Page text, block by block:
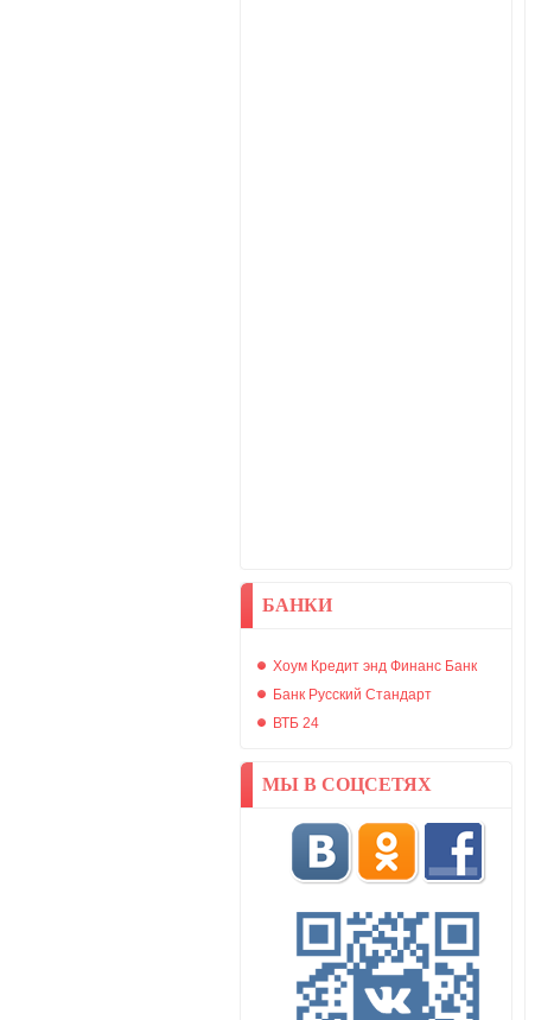
БАНКИ
Хоум Кредит энд Финанс Банк
Банк Русский Стандарт
ВТБ 24
МЫ В СОЦСЕТЯХ